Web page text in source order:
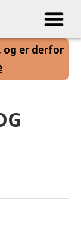
og er derfor